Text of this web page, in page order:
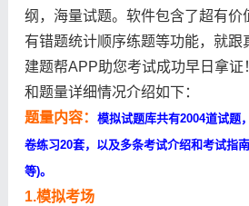
纲，海量试题。软件包含了超有价
有错题统计顺序练题等功能，就跟
建题帮APP助您考试成功早日拿证
和题量详细情况介绍如下：
题量内容： 模拟试题库共有2004道试题
卷练习20套，以及多条考试介绍和考试指
等)。
1.模拟考场